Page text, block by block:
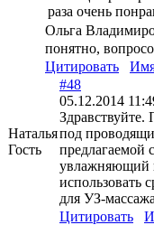
раза очень
Ольга
понятно,
Цитировать
Наталья
Гость
#48
05.12.2014
под
предлагаемой
увлажняющий
использовать
для УЗ-
Цитировать